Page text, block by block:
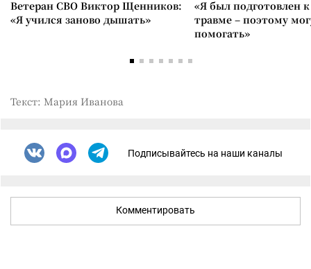
Ветеран СВО Виктор Щенников:
«Я учился заново дышать»
«Я был подготовлен
травме – поэтому
помогать»
Текст: Мария Иванова
Подписывайтесь на наши каналы
Комментировать